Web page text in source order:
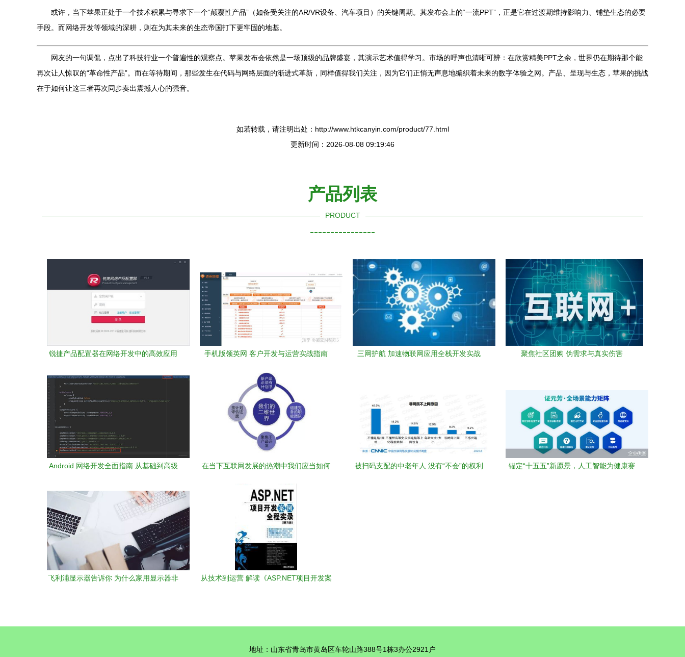
或许，当下苹果正处于一个技术积累与寻求下一个“颠覆性产品”（如备受关注的AR/VR设备、汽车项目）的关键周期。其发布会上的“一流PPT”，正是它在过渡期维持影响力、铺垫生态的必要
手段。而网络开发等领域的深耕，则在为其未来的生态帝国打下更牢固的地基。
网友的一句调侃，点出了科技行业一个普遍性的观察点。苹果发布会依然是一场顶级的品牌盛宴，其演示艺术值得学习。市场的呼声也清晰可辨：在欣赏精美PPT之余，世界仍在期待那个能
再次让人惊叹的“革命性产品”。而在等待期间，那些发生在代码与网络层面的渐进式革新，同样值得我们关注，因为它们正悄无声息地编织着未来的数字体验之网。产品、呈现与生态，苹果的挑战
在于如何让这三者再次同步奏出震撼人心的强音。
如若转载，请注明出处：http://www.htkcanyin.com/product/77.html
更新时间：2026-08-08 09:19:46
产品列表
PRODUCT
----------------
锐捷产品配置器在网络开发中的高效应用 手机版领英网 客户开发与运营实战指南 三网护航 加速物联网应用全栈开发实战 聚焦社区团购 伪需求与真实伤害
Android 网络开发全面指南 从基础到高级
在当下互联网发展的热潮中我们应当如何
被扫码支配的中老年人 没有“不会”的权利
锚定“十五五”新愿景，人工智能为健康赛
飞利浦显示器告诉你 为什么家用显示器非
从技术到运营 解读《ASP.NET项目开发案
地址：山东省青岛市黄岛区车轮山路388号1栋3办公2921户